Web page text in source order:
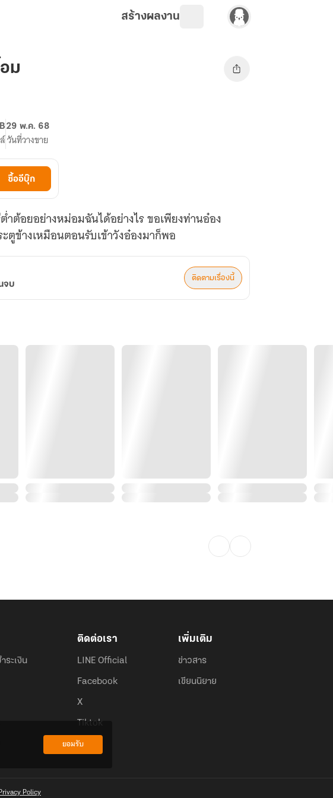
สร้างผลงาน
ม
29 พ.ค. 68
วันที่วางขาย
ซื้ออีบุ๊ก
ต้อยอย่างหม่อมฉันได้อย่างไร ขอเพียงท่านอ๋อง
ข้างเหมือนตอนรับเข้าวังอ๋องมาก็พอ
จบ
ติดตามเรื่องนี้
ระเงิน
ติดต่อเรา
LINE Official
Facebook
X
Tiktok
เพิ่มเติม
ข่าวสาร
เขียนนิยาย
Privacy Policy
ยอมรับ